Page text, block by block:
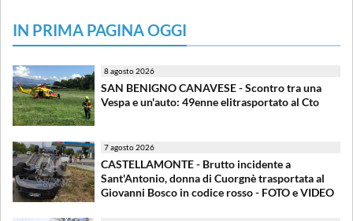
IN PRIMA PAGINA OGGI
8 agosto 2026
SAN BENIGNO CANAVESE - Scontro tra una
Vespa e un'auto: 49enne elitrasportato al Cto
7 agosto 2026
CASTELLAMONTE - Brutto incidente a
Sant'Antonio, donna di Cuorgnè trasportata al
Giovanni Bosco in codice rosso - FOTO e VIDEO